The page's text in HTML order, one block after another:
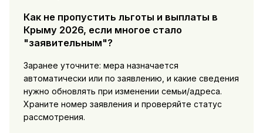
Как не пропустить льготы и выплаты в
Крыму 2026, если многое стало
"заявительным"?
Заранее уточните: мера назначается
автоматически или по заявлению, и какие сведения
нужно обновлять при изменении семьи/адреса.
Храните номер заявления и проверяйте статус
рассмотрения.